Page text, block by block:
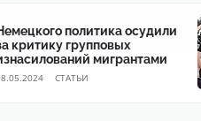
политика осудили
критику групповых
мигрантами
CТАТЬИ